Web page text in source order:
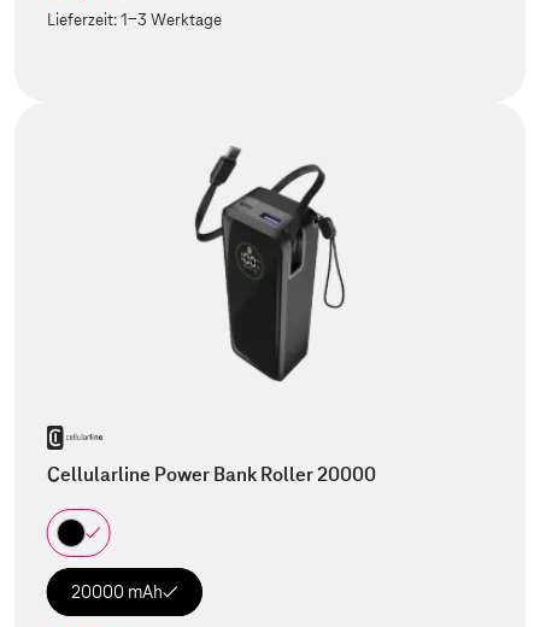
Lieferzeit:1-3 Werktage
Cellularline Power Bank Roller 20000
20000 mAh